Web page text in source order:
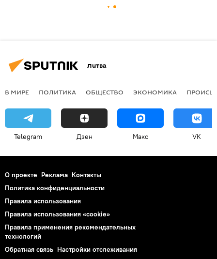
Литва
В МИРЕ ПОЛИТИКА ОБЩЕСТВО ЭКОНОМИКА
Telegram Дзен Макс VK
О проекте Реклама Контакты
Политика конфиденциальности
Правила использования
Правила использования «cookie»
Правила применения рекомендательных
технологий
Обратная связь Настройки отслеживания